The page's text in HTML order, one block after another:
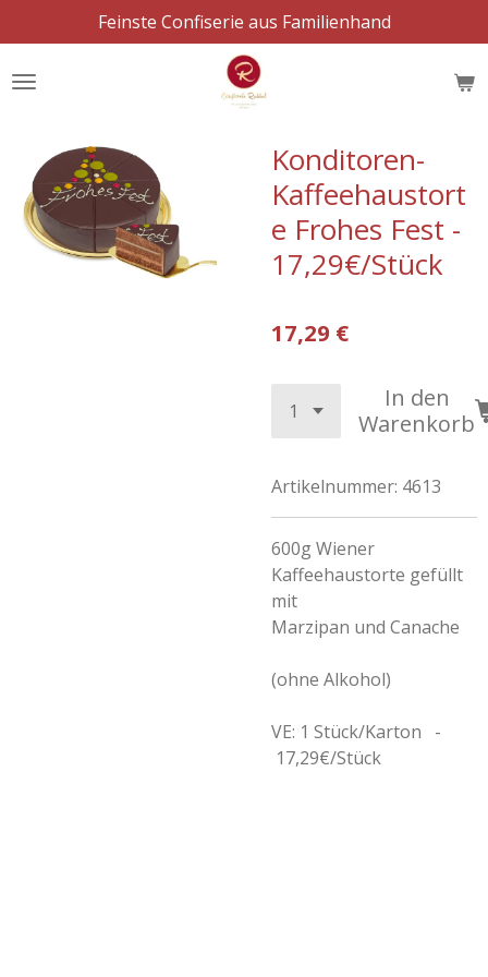
Hauptinhalt
springen
Feinste Confiserie aus Familienhand
Konditoren-
Kaffeehaustort
e Frohes Fest -
17,29€/Stück
17,29 €
In den
Warenkorb
Artikelnummer: 4613
600g Wiener
Kaffeehaustorte gefüllt
mit
Marzipan und Canache
(ohne Alkohol)
VE: 1 Stück/Karton -
17,29€/Stück